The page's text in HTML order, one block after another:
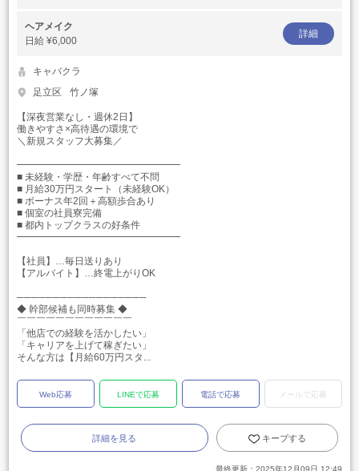
ヘアメイク
日給 ¥6,000
詳細
キャバクラ
足立区
竹ノ塚
【深夜営業なし・週休2日】
働きやすさ×高待遇の環境で
＼新規スタッフ大募集／
━━━━━━━━━━━━━━━━━
■ 未経験・学歴・年齢すべて不問
■ 月給30万円スタート（未経験OK）
■ ボーナス年2回＋高額歩合あり
■ 個室の社員寮完備
■ 都内トップクラスの好条件
━━━━━━━━━━━━━━━━━
【社員】…毎日送りあり
【アルバイト】…終電上がりOK
──────────────────
◆ 幹部候補も同時募集 ◆
￣￣￣￣￣￣￣￣￣￣￣￣
「他店での経験を活かしたい」
「キャリアを上げて稼ぎたい」
そんな方は【月給60万円スタ...
Web応募 LINEで応募 電話で応募 メールで応募
詳細を見る キープする
最終更新： 2025年12月09日 12:49